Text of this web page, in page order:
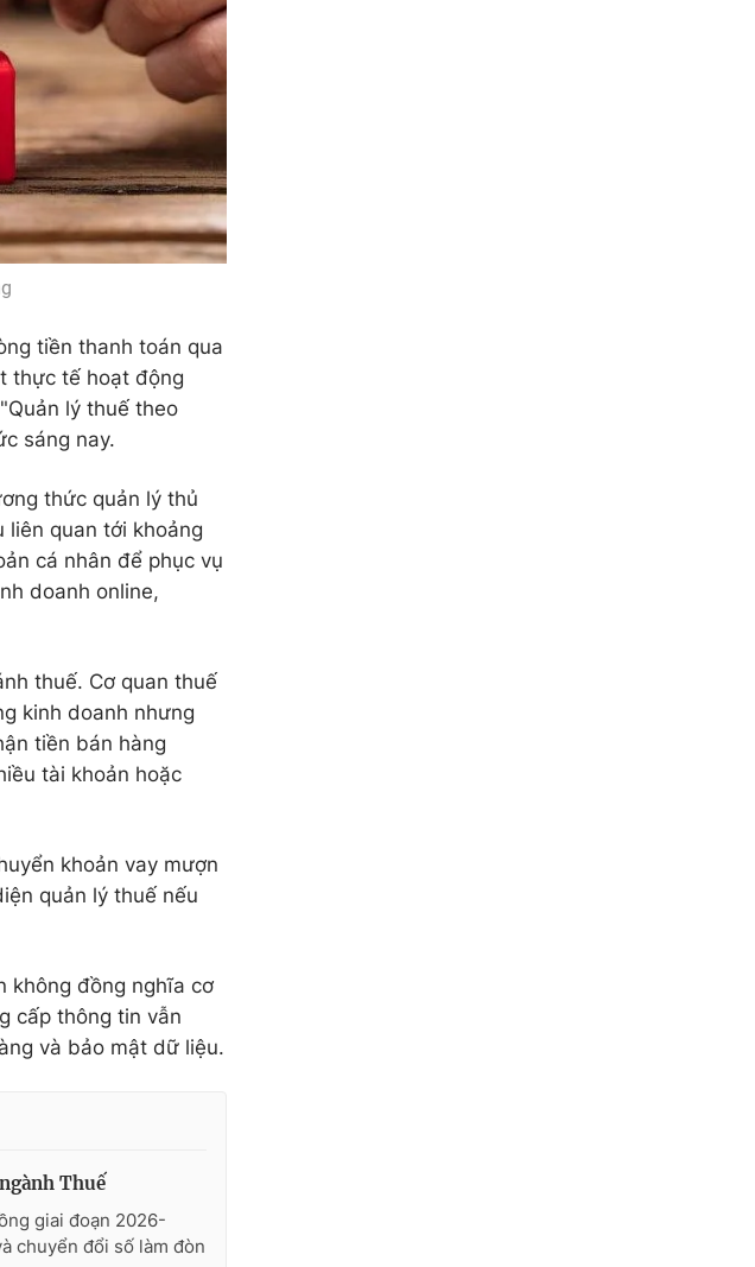
tiền thanh toán qua
thực tế hoạt động
lý thuế theo
sáng nay.
thức quản lý thủ
liên quan tới khoảng
cá nhân để phục vụ
doanh online,
thuế. Cơ quan thuế
kinh doanh nhưng
tiền bán hàng
tài khoản hoặc
khoản vay mượn
quản lý thuế nếu
không đồng nghĩa cơ
cấp thông tin vẫn
và bảo mật dữ liệu.
Thuế
giai đoạn 2026-
chuyển đổi số làm đòn